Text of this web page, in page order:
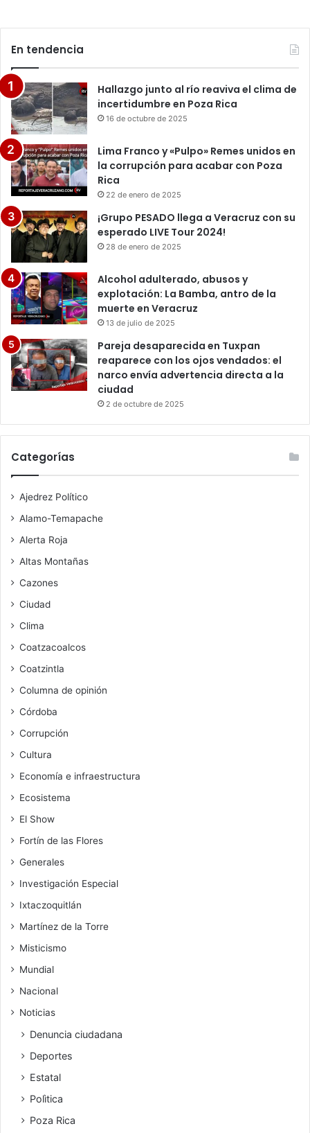
En tendencia
Hallazgo junto al río reaviva el clima de
incertidumbre en Poza Rica
16 de octubre de 2025
Lima Franco y «Pulpo» Remes unidos en
la corrupción para acabar con Poza
Rica
22 de enero de 2025
¡Grupo PESADO llega a Veracruz con su
esperado LIVE Tour 2024!
28 de enero de 2025
Alcohol adulterado, abusos y
explotación: La Bamba, antro de la
muerte en Veracruz
13 de julio de 2025
Pareja desaparecida en Tuxpan
reaparece con los ojos vendados: el
narco envía advertencia directa a la
ciudad
2 de octubre de 2025
Categorías
Ajedrez Político
Alamo-Temapache
Alerta Roja
Altas Montañas
Cazones
Ciudad
Clima
Coatzacoalcos
Coatzintla
Columna de opinión
Córdoba
Corrupción
Cultura
Economía e infraestructura
Ecosistema
El Show
Fortín de las Flores
Generales
Investigación Especial
Ixtaczoquitlán
Martínez de la Torre
Misticismo
Mundial
Nacional
Noticias
Denuncia ciudadana
Deportes
Estatal
Polìtica
Poza Rica